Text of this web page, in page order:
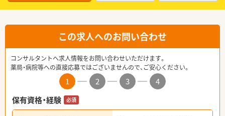
この求人へのお問い合わせ
コンサルタントへ求人情報をお問い合わせいただけます。
薬局・病院等への直接応募ではございませんので、ご安心ください。
1 2 3
4
保有資格・経験
必須